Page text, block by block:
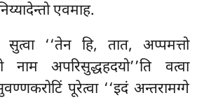
एवमाह.
‘‘तेन हि, तात, अप्पमत्तो
नाम अपरिसुद्धहदयो’’ति वत्वा
पूरेत्वा ‘‘इदं अन्तरामग्गे